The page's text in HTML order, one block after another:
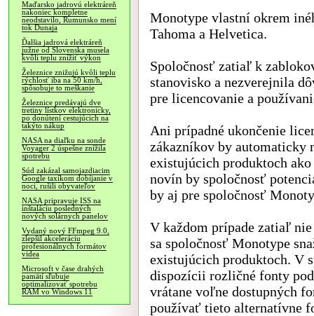
Maďarsko jadrovú elektráreň
nakoniec kompletne
neodstavilo, Rumunsko mení
tok Dunaja
Ďalšia jadrová elektráreň
južne od Slovenska musela
kvôli teplu znížiť výkon
Železnice znižujú kvôli teplu
rýchlosť iba na 50 km/h,
spôsobuje to meškanie
Železnice predávajú dve
tretiny lístkov elektronicky,
po donútení cestujúcich na
takýto nákup
NASA na diaľku na sonde
Voyager 2 úspešne znížila
spotrebu
Súd zakázal samojazdiacim
Google taxíkom dobíjanie v
noci, rušili obyvateľov
NASA pripravuje ISS na
inštaláciu posledných
nových solárnych panelov
Vydaný nový FFmpeg 9.0,
zlepšil akceleráciu
profesionálnych formátov
videa
Microsoft v čase drahých
pamätí sľubuje
optimalizovať spotrebu
RAM vo Windows 11
Monotype vlastní okrem
Tahoma a Helvetica.
Spoločnosť zatiaľ k
stanovisko a nezverejnila
pre licencovanie a
Ani prípadné ukončenie
zákazníkov by automaticky
existujúcich produktoch
novín by spoločnosť
by aj pre spoločnosť
V každom prípade zatiaľ
sa spoločnosť Monotype
existujúcich produktoch. V
dispozícii rozličné fonty
vrátane voľne dostupných
používať tieto alternatívne